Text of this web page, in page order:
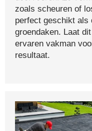
zoals scheuren of
perfect geschikt als
groendaken. Laat
ervaren vakman
resultaat.